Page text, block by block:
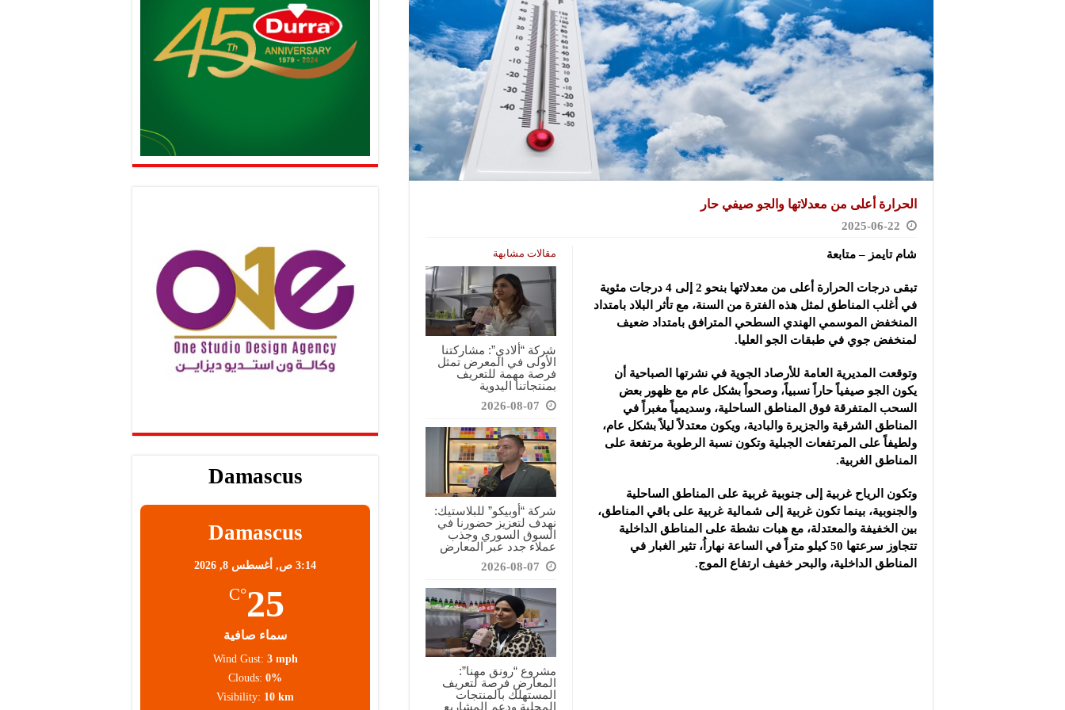
الحرارة أعلى من معدلاتها والجو صيفي حار
2025-06-22
مقالات مشابهة
شركة “ألادي”: مشاركتنا
الأولى في المعرض تمثل
فرصة مهمة للتعريف
بمنتجاتنا اليدوية
2026-08-07
شركة “أوبيكو” للبلاستيك:
نهدف لتعزيز حضورنا في
السوق السوري وجذب
عملاء جدد عبر المعارض
2026-08-07
مشروع “رونق مهنا”:
المعارض فرصة لتعريف
المستهلك بالمنتجات
المحلية ودعم المشاريع
شام تايمز – متابعة
تبقى درجات الحرارة أعلى من معدلاتها بنحو 2 إلى ‌‏4 درجات مئوية
في أغلب المناطق لمثل هذه الفترة من السنة، مع تأثر البلاد بامتداد
المنخفض الموسمي ‏الهندي السطحي المترافق بامتداد ضعيف
لمنخفض جوي في طبقات الجو العليا.‏
وتوقعت المديرية العامة للأرصاد الجوية في نشرتها الصباحية أن
يكون الجو صيفياً ‏حاراً نسبياً، وصحواً بشكل عام مع ظهور بعض
السحب المتفرقة فوق المناطق الساحلية، وسديمياً مغبراً في
المناطق الشرقية والجزيرة والبادية، ويكون معتدلاً ليلاً بشكل عام،
ولطيفاً على المرتفعات الجبلية وتكون نسبة الرطوبة مرتفعة على
المناطق الغربية.
وتكون الرياح غربية إلى جنوبية غربية على المناطق الساحلية
والجنوبية، بينما تكون غربية إلى شمالية غربية على باقي المناطق،
بين الخفيفة والمعتدلة، مع هبات ‏نشطة على المناطق الداخلية
تتجاوز سرعتها 50 كيلو متراً في الساعة نهاراُ، تثير الغبار في
المناطق الداخلية، والبحر خفيف ارتفاع الموج.
Damascus
Damascus
3:14 ص, أغسطس 8, 2026
25
°C
سماء صافية
Wind Gust: 3 mph
Clouds: 0%
Visibility: 10 km